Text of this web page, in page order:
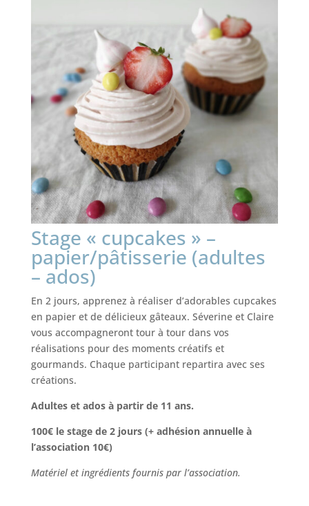
Stage « cupcakes » –
papier/pâtisserie (adultes
– ados)
En 2 jours, apprenez à réaliser d’adorables cupcakes
en papier et de délicieux gâteaux. Séverine et Claire
vous accompagneront tour à tour dans vos
réalisations pour des moments créatifs et
gourmands. Chaque participant repartira avec ses
créations.
Adultes et ados à partir de 11 ans.
100€ le stage de 2 jours (+ adhésion annuelle à
l’association 10€)
Matériel et ingrédients fournis par l’association.